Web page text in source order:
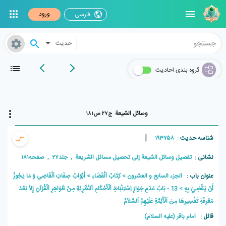
فارسی ورود
حدیث
گروه بندی احادیث
وسائل الشیعة ج۲۷ ص۱۸۱
شناسه حدیث : ۱۹۳۷۵۸ |
نشانی :تفصیل وسائل الشیعة إلی تحصیل مسائل الشریعة , جلد۲۷ , صفحه۱۸۱
عنوان باب : الجزء السابع و العشرون كِتَابُ اَلْقَضَاءِ
أَبْوَابُ صِفَاتِ اَلْقَاضِي وَ مَا يَجُوزُ
أَنْ يَقْضِيَ بِهِ
13 - بَابُ عَدَمِ جَوَازِ اِسْتِنْبَاطِ اَلْأَحْكَامِ اَلنَّظَرِيَّةِ مِنْ ظَوَاهِرِ اَلْقُرْآنِ إِلاَّ بَعْدَ
مَعْرِفَةِ تَفْسِيرِهَا مِنَ اَلْأَئِمَّةِ عَلَيْهِمُ اَلسَّلاَمُ
قائل : امام باقر (علیه السلام)